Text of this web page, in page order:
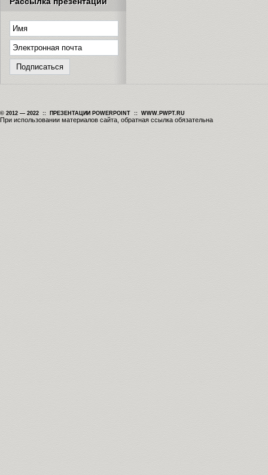
© 2012 — 2022 :: ПРЕЗЕНТАЦИИ POWERPOINT :: WWW.PWPT.RU
При использовании материалов сайта, обратная ссылка обязательна